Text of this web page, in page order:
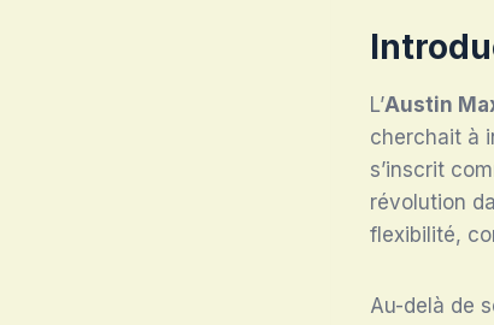
L’Austin
cherchait à
s’inscrit
révolution
flexibilité,
Au-delà de